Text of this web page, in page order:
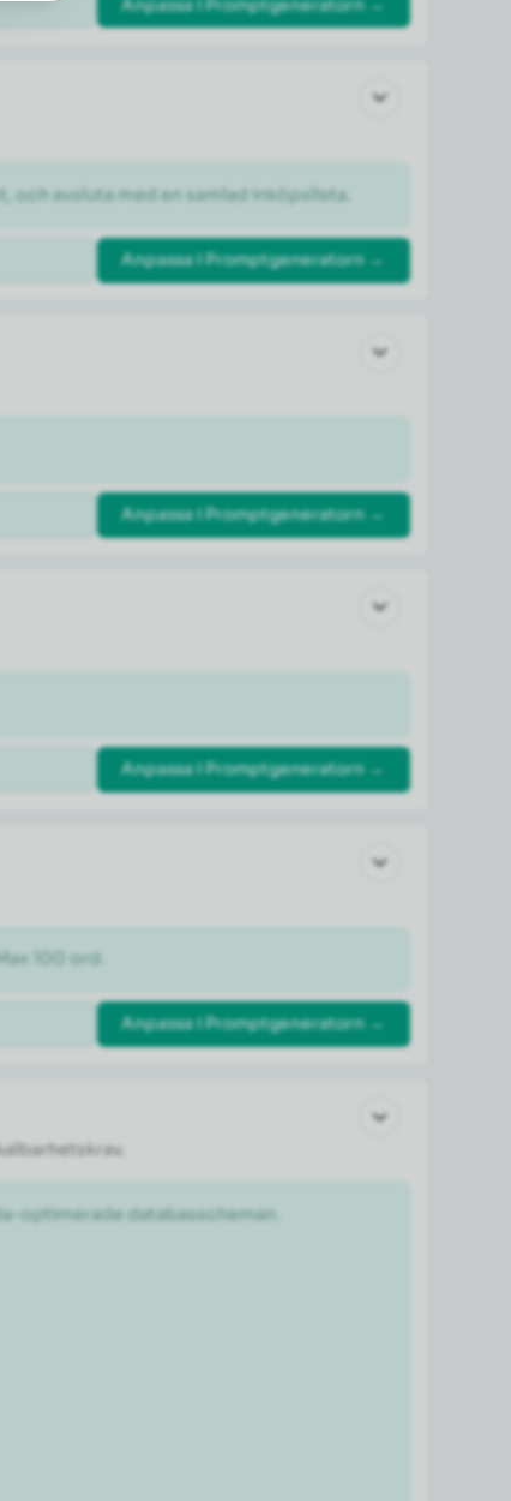
Anpassa i Promptgeneratorn →
och avsluta med en samlad inköpslista.
Anpassa i Promptgeneratorn →
Anpassa i Promptgeneratorn →
Anpassa i Promptgeneratorn →
100 ord.
Anpassa i Promptgeneratorn →
optimerade databasscheman.